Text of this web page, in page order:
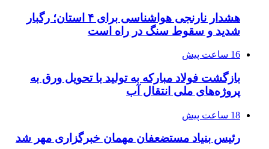
هشدار نارنجی هواشناسی برای ۴ استان؛ رگبار
شدید و سقوط سنگ در راه است
16 ساعت پیش
بازگشت فولاد مبارکه به تولید با تحویل ورق به
پروژه‌های ملی انتقال آب
18 ساعت پیش
رئیس بنیاد مستضعفان مهمان خبرگزاری مهر شد